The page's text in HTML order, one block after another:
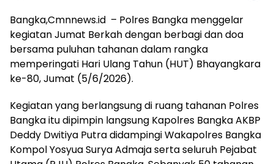
Bangka,Cmnnews.id – Polres Bangka menggelar
kegiatan Jumat Berkah dengan berbagi dan doa
bersama puluhan tahanan dalam rangka
memperingati Hari Ulang Tahun (HUT) Bhayangkara
ke-80, Jumat (5/6/2026).
Kegiatan yang berlangsung di ruang tahanan Polres
Bangka itu dipimpin langsung Kapolres Bangka AKBP
Deddy Dwitiya Putra didampingi Wakapolres Bangka
Kompol Yosyua Surya Admaja serta seluruh Pejabat